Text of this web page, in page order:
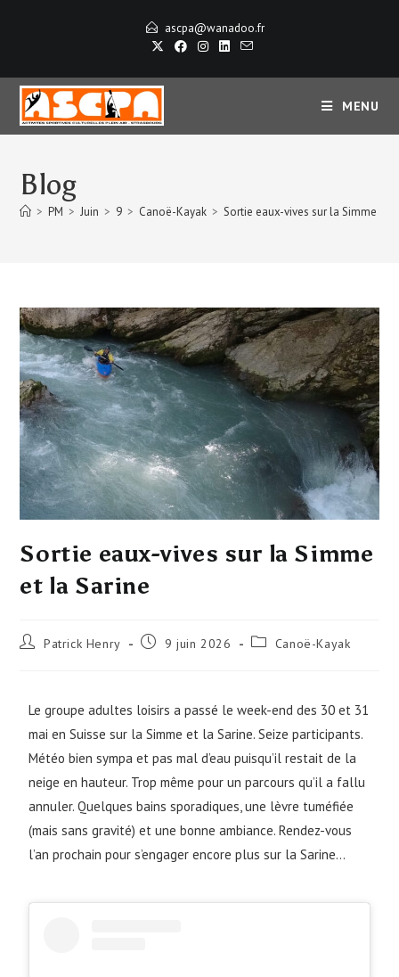
ascpa@wanadoo.fr
MENU
Blog
> PM > Juin > 9 > Canoë-Kayak > Sortie eaux-vives sur la Simme et
Sortie eaux-vives sur la Simme
et la Sarine
Patrick Henry 9 juin 2026 Canoë-Kayak
Le groupe adultes loisirs a passé le week-end des 30 et 31
mai en Suisse sur la Simme et la Sarine. Seize participants.
Météo bien sympa et pas mal d’eau puisqu’il restait de la
neige en hauteur. Trop même pour un parcours qu’il a fallu
annuler. Quelques bains sporadiques, une lèvre tuméfiée
(mais sans gravité) et une bonne ambiance. Rendez-vous
l’an prochain pour s’engager encore plus sur la Sarine…